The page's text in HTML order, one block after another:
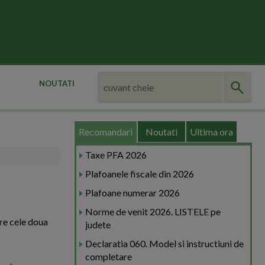
NOUTATI
cele doua
Recomandari Noutati Ultima ora
Taxe PFA 2026
Plafoanele fiscale din 2026
Plafoane numerar 2026
Norme de venit 2026. LISTELE pe
judete
Declaratia 060. Model si instructiuni de
completare